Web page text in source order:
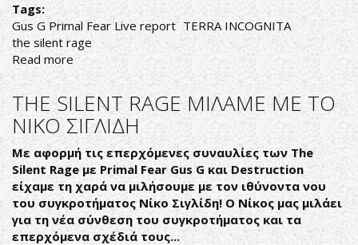
Tags:
Gus G Primal Fear Live report TERRA INCOGNITA
the silent rage
Read more about
PRIMAL
FEAR,
GUS
G,
TERRA
INCOGNITA,
THE
SILENT
RAGE
REVIEW
THE SILENT RAGE ΜΙΛΑΜΕ ΜΕ ΤΟ
ΝΙΚΟ ΣΙΓΛΙΔΗ
Με αφορμή τις επερχόμενες συναυλίες των The
Silent Rage με Primal Fear Gus G και Destruction
είχαμε τη χαρά να μιλήσουμε με τον ιθύνοντα νου
του συγκροτήματος Νίκο Σιγλίδη! Ο Νίκος μας μιλάει
για τη νέα σύνθεση του συγκροτήματος και τα
επερχόμενα σχέδιά τους...